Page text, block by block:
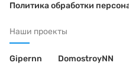
Политика обработки
Наши проекты
Gipernn DomostroyNN